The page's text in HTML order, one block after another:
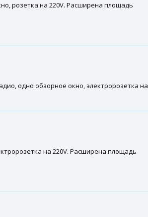
розетка на 220V. Расширена площадь
одно обзорное окно, электророзетка на
на 220V. Расширена площадь